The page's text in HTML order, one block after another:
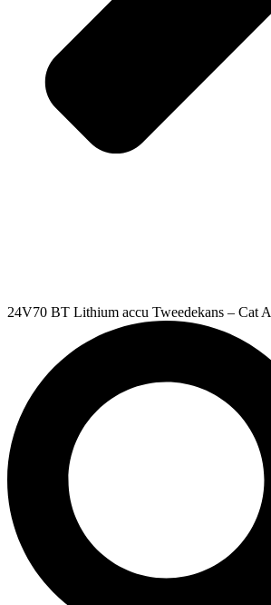
24V70 BT Lithium accu Tweedekans – Cat A